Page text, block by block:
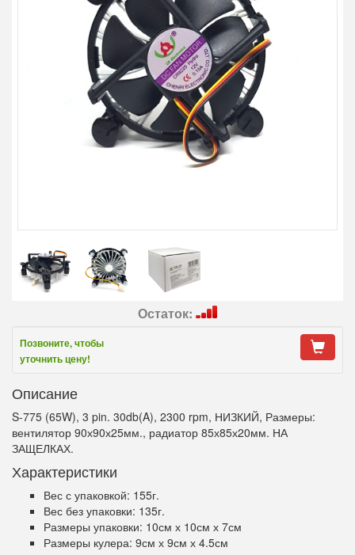
Остаток:
Позвоните, чтобы
уточнить цену!
Описание
S-775 (65W), 3 pin. 30db(A), 2300 rpm, НИЗКИЙ, Размеры:
вентилятор 90х90х25мм., радиатор 85х85х20мм. НА
ЗАЩЕЛКАХ.
Характеристики
Вес с упаковкой: 155г.
Вес без упаковки: 135г.
Размеры упаковки: 10см х 10см х 7см
Размеры кулера: 9см х 9см х 4.5см